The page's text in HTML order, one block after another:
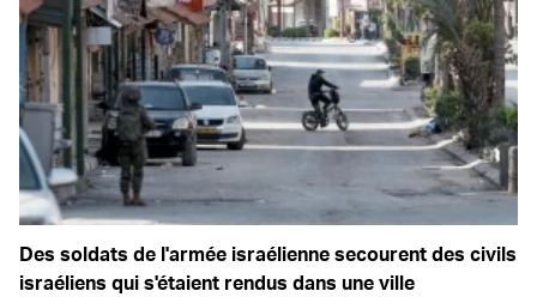
Des soldats de l'armée israélienne secourent des civils
israéliens qui s'étaient rendus dans une ville